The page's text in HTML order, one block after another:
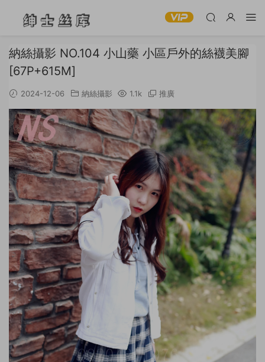
納絲攝影 NO.104 小山藥 小區戶外的絲襪美腳
[67P+615M]
2024-12-06 納絲攝影 1.1k 推廣